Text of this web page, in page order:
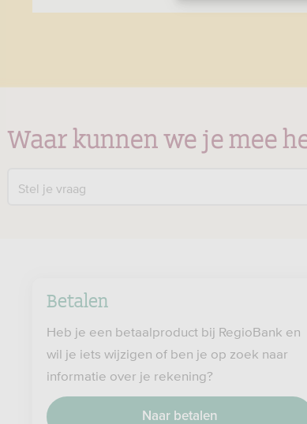
Waar kunnen we je mee
Stel je vraag
Betalen
Heb je een betaalproduct bij RegioBank en
wil je iets wijzigen of ben je op zoek naar
informatie over je rekening?
Naar betalen